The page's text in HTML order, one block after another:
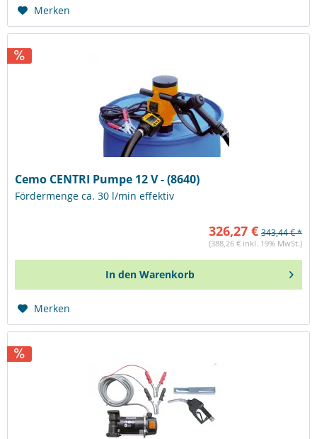
Merken
Cemo CENTRI Pumpe 12 V - (8640)
Fördermenge ca. 30 l/min effektiv
326,27 € 343,44 € *
(388,26 € inkl. 19% MwSt.)
In den Warenkorb
Merken